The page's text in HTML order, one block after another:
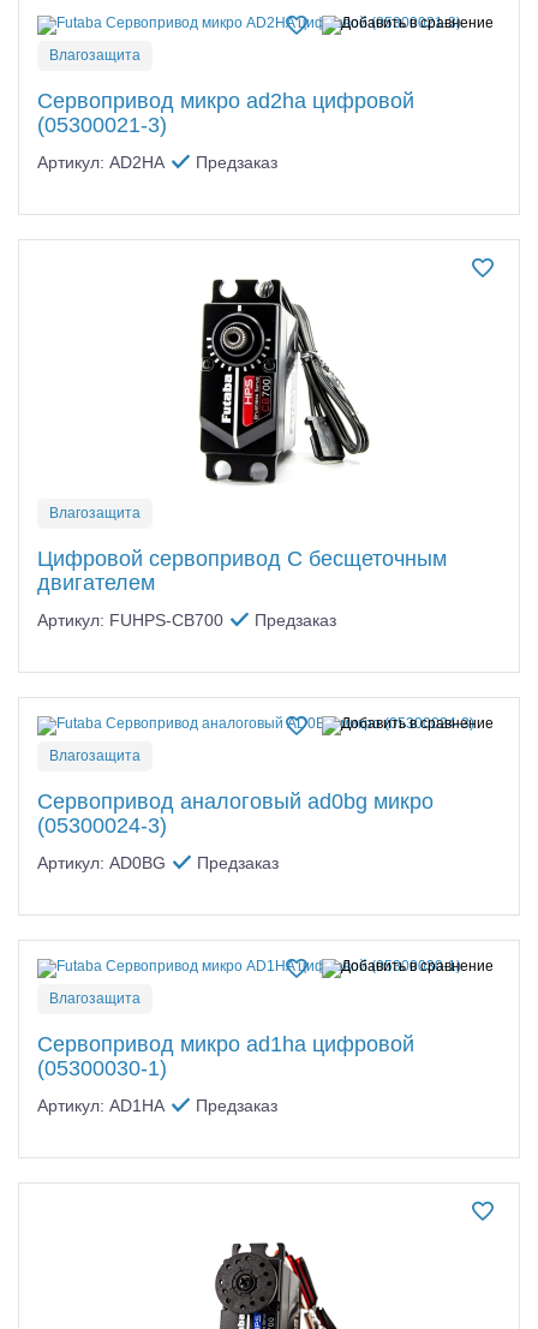
Влагозащита
Сервопривод микро ad2ha цифровой
(05300021-3)
Артикул: AD2HA Предзаказ
Влагозащита
Цифровой сервопривод С бесщеточным
двигателем
Артикул: FUHPS-CB700 Предзаказ
Влагозащита
Сервопривод аналоговый ad0bg микро
(05300024-3)
Артикул: AD0BG Предзаказ
Влагозащита
Сервопривод микро ad1ha цифровой
(05300030-1)
Артикул: AD1HA Предзаказ